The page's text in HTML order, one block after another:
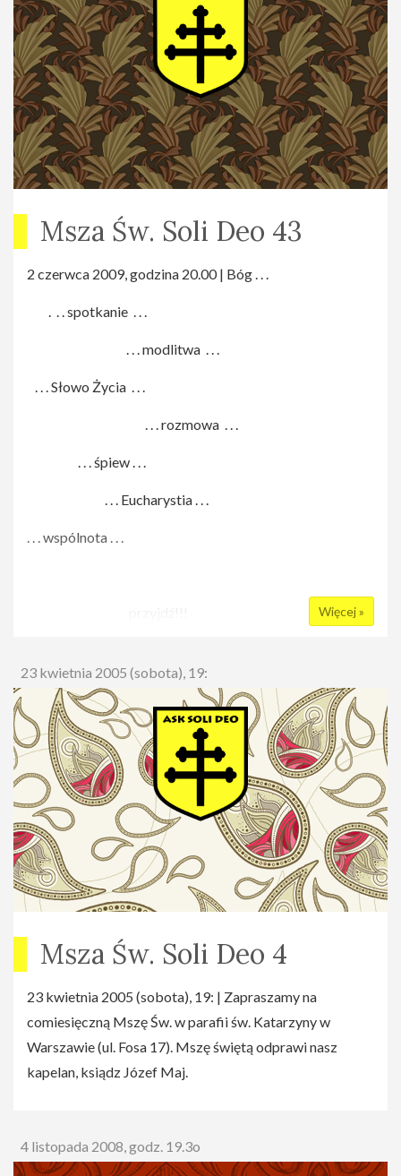
Msza Św. Soli Deo 43
2 czerwca 2009, godzina 20.00 | Bóg . . .
. . . spotkanie . . .
. . . modlitwa . . .
. . . Słowo Życia . . .
. . . rozmowa . . .
. . . śpiew . . .
. . . Eucharystia . . .
. . . wspólnota . . .
Więcej »
23 kwietnia 2005 (sobota), 19:
Msza Św. Soli Deo 4
23 kwietnia 2005 (sobota), 19: | Zapraszamy na
comiesięczną Mszę Św. w parafii św. Katarzyny w
Warszawie (ul. Fosa 17). Mszę świętą odprawi nasz
kapelan, ksiądz Józef Maj.
4 listopada 2008, godz. 19.3o